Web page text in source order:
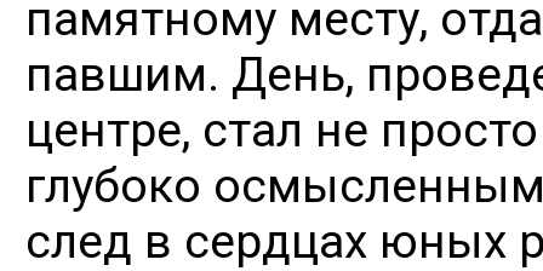
памятному месту,
павшим. День,
центре, стал не
глубоко
след в сердцах юных